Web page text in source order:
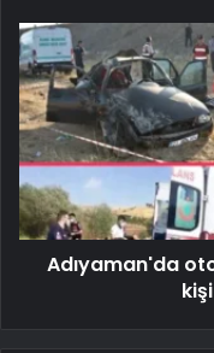
Adıyaman'da